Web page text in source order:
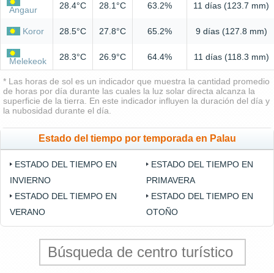
Angaur 28.4°C 28.1°C 63.2% 11 días (123.7 mm)
Koror 28.5°C 27.8°C 65.2% 9 días (127.8 mm)
Melekeok 28.3°C 26.9°C 64.4% 11 días (118.3 mm)
* Las horas de sol es un indicador que muestra la cantidad promedio
de horas por día durante las cuales la luz solar directa alcanza la
superficie de la tierra. En este indicador influyen la duración del día y
la nubosidad durante el día.
Estado del tiempo por temporada en Palau
ESTADO DEL TIEMPO EN
INVIERNO
ESTADO DEL TIEMPO EN
PRIMAVERA
ESTADO DEL TIEMPO EN
VERANO
ESTADO DEL TIEMPO EN
OTOÑO